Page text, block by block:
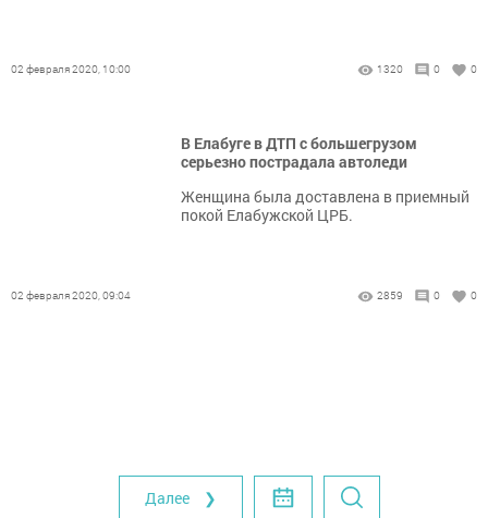
02 февраля 2020, 10:00 1320 0 0
В Елабуге в ДТП с большегрузом
серьезно пострадала автоледи
Женщина была доставлена в приемный
покой Елабужской ЦРБ.
02 февраля 2020, 09:04 2859 0 0
Далее ❯